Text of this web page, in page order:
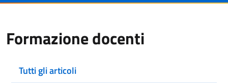
Formazione docenti
Tutti gli articoli